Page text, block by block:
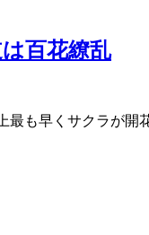
百花繚乱
最も早くサクラが